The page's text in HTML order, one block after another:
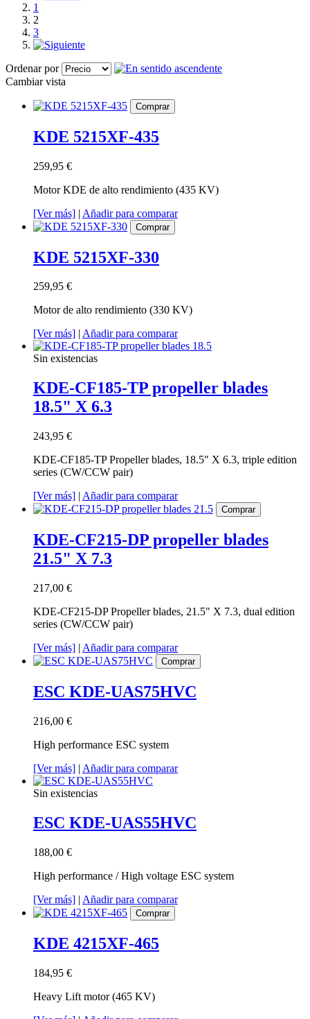
1
2
3
Ordenar por
Cambiar vista
Comprar
KDE 5215XF-435
259,95 €
Motor KDE de alto rendimiento (435 KV)
[Ver más] | Añadir para comparar
Comprar
KDE 5215XF-330
259,95 €
Motor de alto rendimiento (330 KV)
[Ver más] | Añadir para comparar
Sin existencias
KDE-CF185-TP propeller blades
18.5" X 6.3
243,95 €
KDE-CF185-TP Propeller blades, 18.5" X 6.3, triple edition
series (CW/CCW pair)
[Ver más] | Añadir para comparar
Comprar
KDE-CF215-DP propeller blades
21.5" X 7.3
217,00 €
KDE-CF215-DP Propeller blades, 21.5" X 7.3, dual edition
series (CW/CCW pair)
[Ver más] | Añadir para comparar
Comprar
ESC KDE-UAS75HVC
216,00 €
High performance ESC system
[Ver más] | Añadir para comparar
Sin existencias
ESC KDE-UAS55HVC
188,00 €
High performance / High voltage ESC system
[Ver más] | Añadir para comparar
Comprar
KDE 4215XF-465
184,95 €
Heavy Lift motor (465 KV)